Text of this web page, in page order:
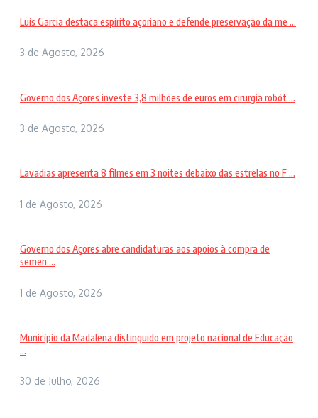
Luís Garcia destaca espírito açoriano e defende preservação da me ...
3 de Agosto, 2026
Governo dos Açores investe 3,8 milhões de euros em cirurgia robót ...
3 de Agosto, 2026
Lavadias apresenta 8 filmes em 3 noites debaixo das estrelas no F ...
1 de Agosto, 2026
Governo dos Açores abre candidaturas aos apoios à compra de
semen ...
1 de Agosto, 2026
Município da Madalena distinguido em projeto nacional de Educação
...
30 de Julho, 2026